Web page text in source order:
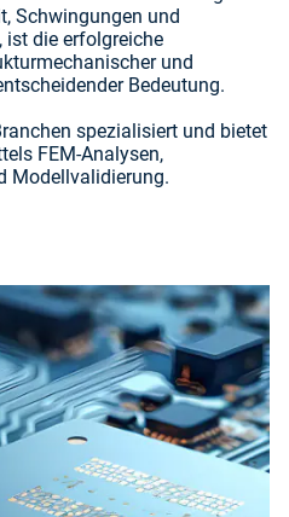
Schwingungen und
ist die erfolgreiche
und
Bedeutung.
spezialisiert und bietet
FEM-Analysen,
Modellvalidierung.